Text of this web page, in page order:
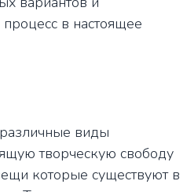
в настоящее
виды
творческую свободу
которые существуют в